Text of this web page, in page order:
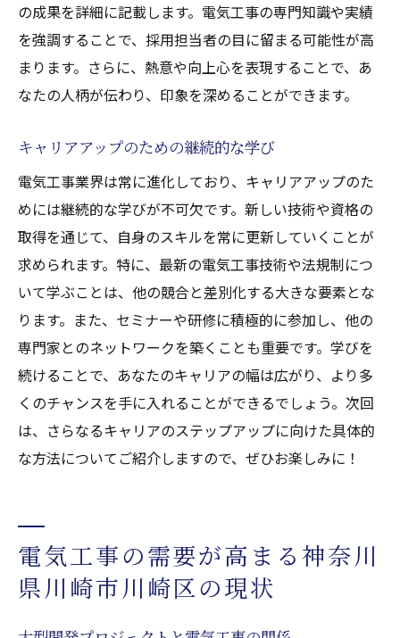
の成果を詳細に記載します。電気工事の専門知識や実績
を強調することで、採用担当者の目に留まる可能性が高
まります。さらに、熱意や向上心を表現することで、あ
なたの人柄が伝わり、印象を深めることができます。
キャリアアップのための継続的な学び
電気工事業界は常に進化しており、キャリアアップのた
めには継続的な学びが不可欠です。新しい技術や資格の
取得を通じて、自身のスキルを常に更新していくことが
求められます。特に、最新の電気工事技術や法規制につ
いて学ぶことは、他の競合と差別化する大きな要素とな
ります。また、セミナーや研修に積極的に参加し、他の
専門家とのネットワークを築くことも重要です。学びを
続けることで、あなたのキャリアの幅は広がり、より多
くのチャンスを手に入れることができるでしょう。次回
は、さらなるキャリアのステップアップに向けた具体的
な方法についてご紹介しますので、ぜひお楽しみに！
電気工事の需要が高まる神奈川
県川崎市川崎区の現状